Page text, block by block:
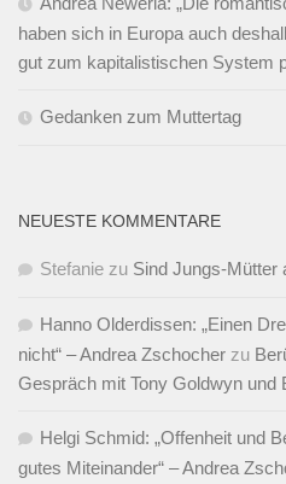
haben sich in Europa auch
gut zum kapitalistischen System
Gedanken zum Muttertag
NEUESTE KOMMENTARE
Stefanie zu Sind Jungs-Mütter
Hanno Olderdissen: „Einen
nicht“ – Andrea Zschocher zu
Gespräch mit Tony Goldwyn und
Helgi Schmid: „Offenheit und
gutes Miteinander“ – Andrea